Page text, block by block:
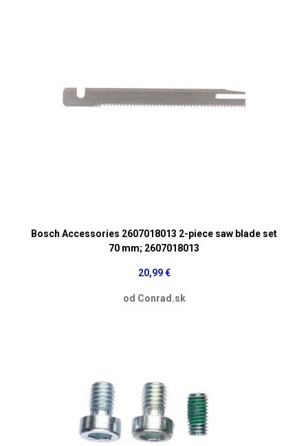
Bosch Accessories 2607018013 2-piece saw blade set
70 mm; 2607018013
20,99 €
od Conrad.sk